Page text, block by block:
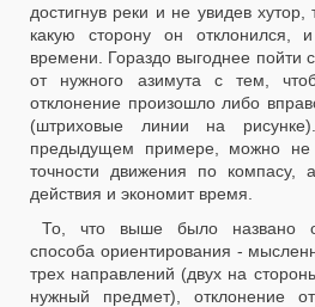
достигнув реки и не увидев хутор,
какую сторону он отклонился,
времени. Гораздо выгоднее пойти
от нужного азимута с тем,
отклонение произошло либо
(штриховые линии на
предыдущем примере, можно не
точности движения по компасу,
действия и экономит время.
То, что выше было названо
способа ориентирования -
трех направлений (двух на
нужный предмет), отклонение